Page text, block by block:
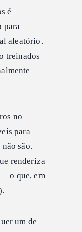
é
para
aleatório.
treinados
no
para
são.
renderiza
o que, em
um de